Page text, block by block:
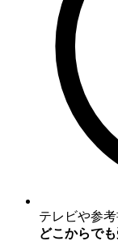
テレビや参
どこからで